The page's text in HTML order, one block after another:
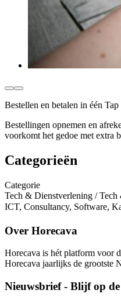
Bestellen en betalen in één
Bestellingen opnemen en
voorkomt het gedoe met extra
Categorieën
Categorie
Tech & Dienstverlening / Tech
ICT, Consultancy, Software,
Over Horecava
Horecava is hét platform voor
Horecava jaarlijks de grootste
Nieuwsbrief - Blijf op